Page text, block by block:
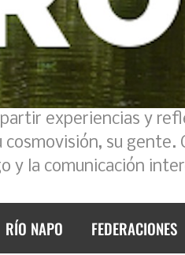
experiencias y
cosmovisión, su
y la comunicación
RÍO NAPO FEDERACIONES